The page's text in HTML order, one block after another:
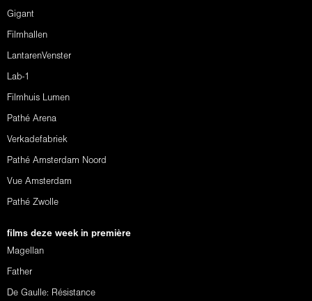
Gigant
Filmhallen
LantarenVenster
Lab-1
Filmhuis Lumen
Pathé Arena
Verkadefabriek
Pathé Amsterdam Noord
Vue Amsterdam
Pathé Zwolle
films deze week in première
Magellan
Father
De Gaulle: Résistance